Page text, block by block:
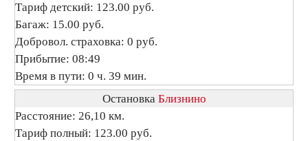
Тариф детский: 123.00 руб.
Багаж: 15.00 руб.
Добровол. страховка: 0 руб.
Прибытие: 08:49
Время в пути: 0 ч. 39 мин.
Остановка Близнино
Расстояние: 26,10 км.
Тариф полный: 123.00 руб.